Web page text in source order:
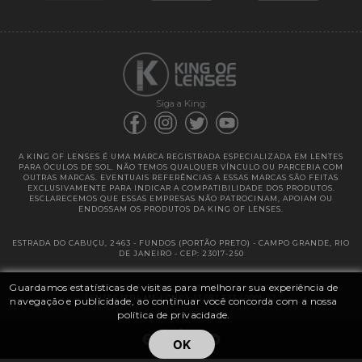
Guardamos estatísticas de visitas para melhorar sua experiência de
navegação e publicidade, ao continuar você concorda com a nossa
política de privacidade.
OK
Siga a King:
A KING OF LENSES É UMA MARCA REGISTRADA ESPECIALIZADA EM LENTES
PARA ÓCULOS DE SOL. NÃO TEMOS QUALQUER VÍNCULO OU PARCERIA COM
OUTRAS MARCAS. EVENTUAIS REFERÊNCIAS A ESSAS MARCAS SÃO FEITAS
EXCLUSIVAMENTE PARA INDICAR A COMPATIBILIDADE DOS PRODUTOS.
ESCLARECEMOS QUE ESSAS EMPRESAS NÃO PATROCINAM, APOIAM OU
ENDOSSAM OS PRODUTOS DA KING OF LENSES.
ESTRADA DO CABUÇU, 2463 - FUNDOS (PORTÃO PRETO) - CAMPO GRANDE, RIO
DE JANEIRO - CEP: 23017-250
@ 2025 | KING OF LENSES - KING OF IMPORTAÇÃO E DISTRIBUIÇÃO DE
LENTES LTDA ME | CNPJ: 13.682.533 / 0001-42